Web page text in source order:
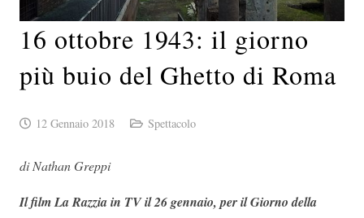
16 ottobre 1943: il giorno
più buio del Ghetto di Roma
12 Gennaio 2018 Spettacolo
di Nathan Greppi
Il film La Razzia in TV il 26 gennaio, per il Giorno della